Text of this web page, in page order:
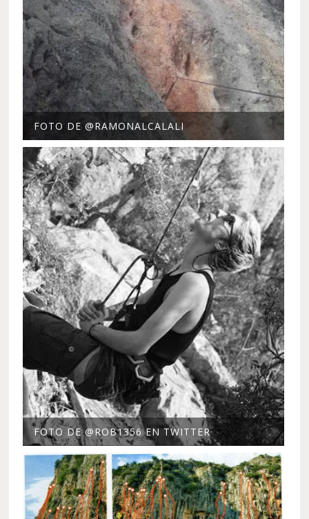
FOTO DE @RAMONALCALALI
FOTO DE @ROB1356 EN TWITTER